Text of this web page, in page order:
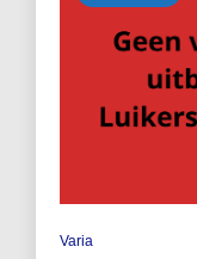
Varia